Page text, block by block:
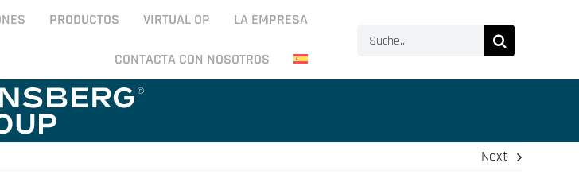
PRODUCTOS VIRTUAL OP LA EMPRESA
CONTACTA CON NOSOTROS
Search
Next